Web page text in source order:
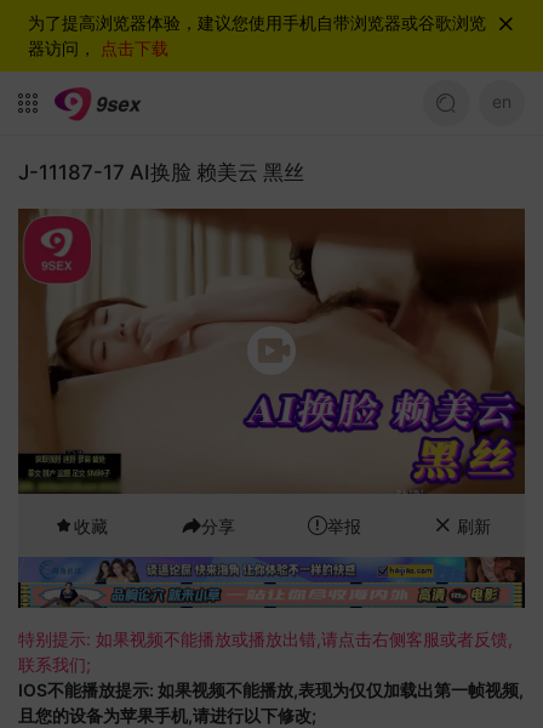
为了提高浏览器体验，建议您使用手机自带浏览器或谷歌浏览
器访问， 点击下载
en
J-11187-17 AI换脸 赖美云 黑丝
收藏 分享 举报 刷新
特别提示: 如果视频不能播放或播放出错,请点击右侧客服或者反馈,
联系我们;
IOS不能播放提示: 如果视频不能播放,表现为仅仅加载出第一帧视频,
且您的设备为苹果手机,请进行以下修改;